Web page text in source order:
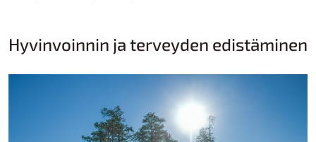
Hyvinvoinnin ja terveyden edistäminen